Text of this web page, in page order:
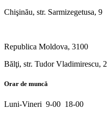
Chişinău, str. Sarmizegetusa, 9
Republica Moldova, 3100
Bălţi, str. Tudor Vladimirescu, 2
Orar de muncă
Luni-Vineri 9-00 18-00